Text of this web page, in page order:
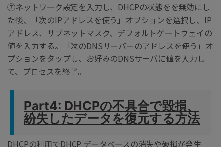
⑦ネットワーク設定を入力し、DHCPの状態をを無効にし
た後、「次のIPアドレスを使う」オプションを選択し、IP
アドレス、サブネットマスク、デフォルトゲートウェイの
値を入力する。「次のDNSサーバーのアドレスを使う」オ
プションをタップし、お好みのDNSサーバに値を入力し
て、プロセスを終了。
Part4: DHCPの不具合で毀損、
紛失したデータを復元する方法
DHCPの利用でDHCP データベースの消失や破損が発生